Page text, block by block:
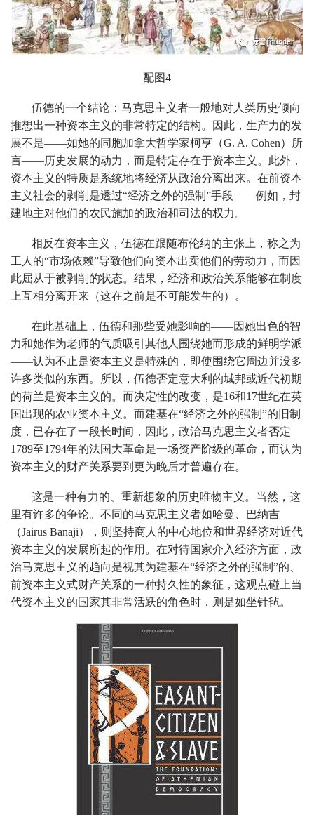
配图4
伍德的一个结论：马克思主义者一般地对人类历史倾向
推想出一种资本主义的非常特定的结构。因此，生产力的发
展不是——如她的同胞加拿大哲学家柯亨（G. A. Cohen）所
言——历史发展的动力，而是特定存在于资本主义。此外，
资本主义的特质是系统地将经济从政治分离出来。在前资本
主义社会的剥削是透过“经济之外的强制”手段——例如，封
建地主对他们的农民施加的政治和司法的权力。
相反在资本主义，伍德在跟随布伦纳的主张上，称之为
工人的“市场依赖”导致他们向资本出卖他们的劳动力，而因
此屈从于被剥削的状态。结果，经济和政治关系能够在制度
上互相分离开来（这在之前是不可能发生的）。
在此基础上，伍德和那些受她影响的——因她出色的智
力和她作为老师的气质吸引其他人围绕她而形成的鲜明学派
——认为不止是资本主义是特殊的，即使围绕它周边并没多
许多类似的东西。所以，伍德否定意大利的城邦或近代初期
的荷兰是资本主义的。而决定性的改变，是16和17世纪在英
国出现的农业资本主义。而建基在“经济之外的强制”的旧制
度，已存在了一段长时间，因此，政治马克思主义者否定
1789至1794年的法国大革命是一场资产阶级的革命，而认为
资本主义的财产关系要到更为晚后才普遍存在。
这是一种有力的、重新想象的历史唯物主义。当然，这
里有许多的争论。不同的马克思主义者如哈曼、巴纳吉
（Jairus Banaji），则坚持商人的中心地位和世界经济对近代
资本主义的发展所起的作用。在对待国家介入经济方面，政
治马克思主义的趋向是视其为建基在“经济之外的强制”的、
前资本主义式财产关系的一种持久性的象征，这观点碰上当
代资本主义的国家其非常活跃的角色时，则是如坐针毡。